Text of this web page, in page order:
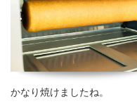
かなり焼けましたね。